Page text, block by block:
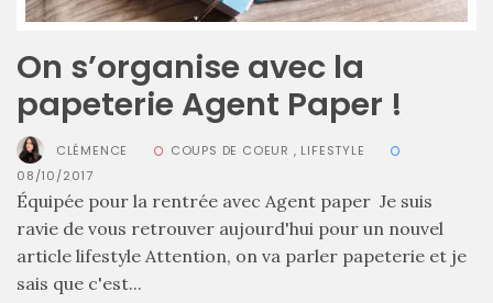
Les
On s’organise avec la
papeterie Agent Paper !
CLÉMENCE COUPS DE COEUR , LIFESTYLE
08/10/2017
Équipée pour la rentrée avec Agent paper Je suis
ravie de vous retrouver aujourd'hui pour un nouvel
article lifestyle Attention, on va parler papeterie et je
sais que c'est...